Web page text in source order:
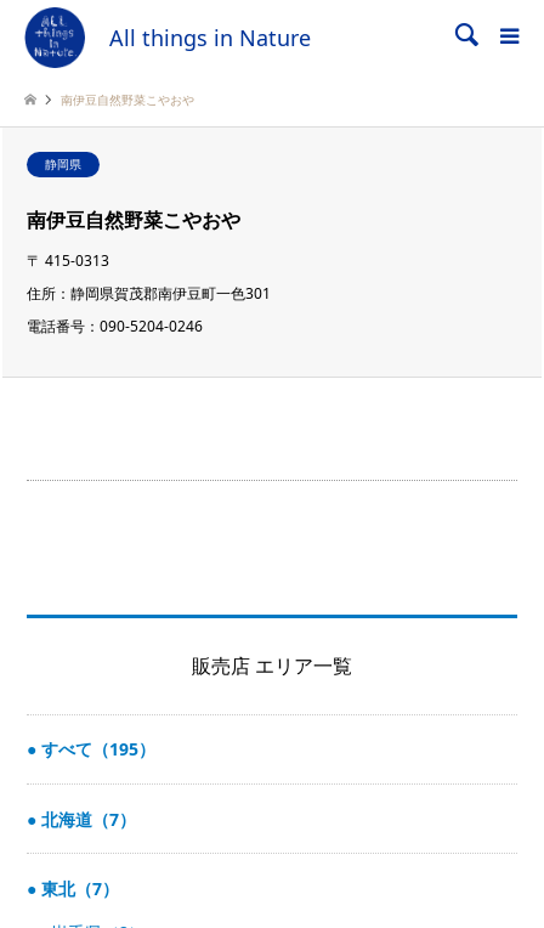
All things in Nature 検索
南伊豆自然野菜こやおや
静岡県
南伊豆自然野菜こやおや
〒415-0313
住所：静岡県賀茂郡南伊豆町一色301
電話番号：090-5204-0246
販売店 エリア一覧
すべて（195）
北海道（7）
東北（7）